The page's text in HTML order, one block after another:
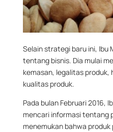
Selain strategi baru ini, Ibu
tentang bisnis. Dia mulai
kemasan, legalitas produk,
kualitas produk.
Pada bulan Februari 2016,
mencari informasi tentang
menemukan bahwa